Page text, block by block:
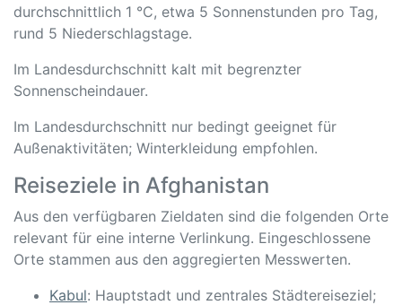
durchschnittlich 1 °C, etwa 5 Sonnenstunden pro Tag,
rund 5 Niederschlagstage.
Im Landesdurchschnitt kalt mit begrenzter
Sonnenscheindauer.
Im Landesdurchschnitt nur bedingt geeignet für
Außenaktivitäten; Winterkleidung empfohlen.
Reiseziele in Afghanistan
Aus den verfügbaren Zieldaten sind die folgenden Orte
relevant für eine interne Verlinkung. Eingeschlossene
Orte stammen aus den aggregierten Messwerten.
Kabul: Hauptstadt und zentrales Städtereiseziel;